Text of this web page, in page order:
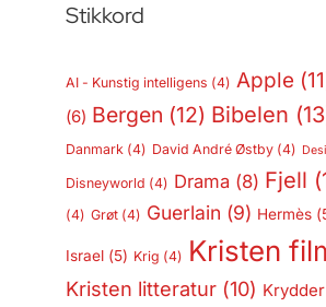
Stikkord
AI - Kunstig intelligens (4) Apple
(6) Bergen (12) Bibelen
Danmark(4) David André Østby(4)
Disneyworld (4) Drama (8) Fjell
(4) Grøt(4) Guerlain (9) Hermès
Israel(5) Krig (4) Kristen
Kristen litteratur(10) Krydder